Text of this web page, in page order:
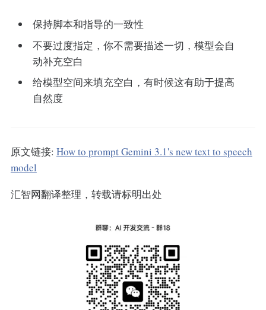
保持脚本和指导的一致性
不要过度指定，你不需要描述一切，模型会自
动补充空白
给模型空间来填充空白，有时候这有助于提高
自然度
原文链接: How to prompt Gemini 3.1's new text to speech
model
汇智网翻译整理，转载请标明出处